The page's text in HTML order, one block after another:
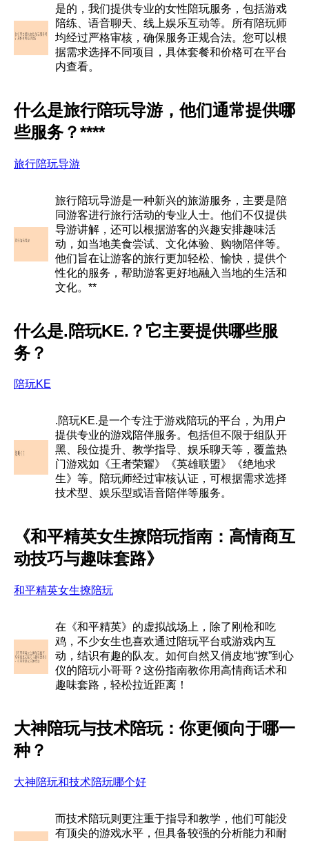
是的，我们提供专业的女性陪玩服务，包括游戏
陪练、语音聊天、线上娱乐互动等。所有陪玩师
均经过严格审核，确保服务正规合法。您可以根
据需求选择不同项目，具体套餐和价格可在平台
内查看。
什么是旅行陪玩导游，他们通常提供哪
些服务？****
旅行陪玩导游
旅行陪玩导游是一种新兴的旅游服务，主要是陪
同游客进行旅行活动的专业人士。他们不仅提供
导游讲解，还可以根据游客的兴趣安排趣味活
动，如当地美食尝试、文化体验、购物陪伴等。
他们旨在让游客的旅行更加轻松、愉快，提供个
性化的服务，帮助游客更好地融入当地的生活和
文化。**
什么是.陪玩KE.？它主要提供哪些服
务？
陪玩KE
.陪玩KE.是一个专注于游戏陪玩的平台，为用户
提供专业的游戏陪伴服务。包括但不限于组队开
黑、段位提升、教学指导、娱乐聊天等，覆盖热
门游戏如《王者荣耀》《英雄联盟》《绝地求
生》等。陪玩师经过审核认证，可根据需求选择
技术型、娱乐型或语音陪伴等服务。
《和平精英女生撩陪玩指南：高情商互
动技巧与趣味套路》
和平精英女生撩陪玩
在《和平精英》的虚拟战场上，除了刚枪和吃
鸡，不少女生也喜欢通过陪玩平台或游戏内互
动，结识有趣的队友。如何自然又俏皮地“撩”到心
仪的陪玩小哥哥？这份指南教你用高情商话术和
趣味套路，轻松拉近距离！
大神陪玩与技术陪玩：你更倾向于哪一
种？
大神陪玩和技术陪玩哪个好
而技术陪玩则更注重于指导和教学，他们可能没
有顶尖的游戏水平，但具备较强的分析能力和耐